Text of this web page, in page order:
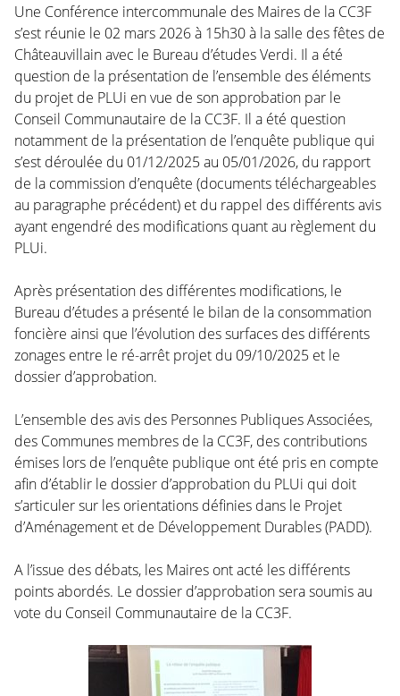
Une Conférence intercommunale des Maires de la CC3F
s’est réunie le 02 mars 2026 à 15h30 à la salle des fêtes de
Châteauvillain avec le Bureau d’études Verdi. Il a été
question de la présentation de l’ensemble des éléments
du projet de PLUi en vue de son approbation par le
Conseil Communautaire de la CC3F. Il a été question
notamment de la présentation de l’enquête publique qui
s’est déroulée du 01/12/2025 au 05/01/2026, du rapport
de la commission d’enquête (documents téléchargeables
au paragraphe précédent) et du rappel des différents avis
ayant engendré des modifications quant au règlement du
PLUi.
Après présentation des différentes modifications, le
Bureau d’études a présenté le bilan de la consommation
foncière ainsi que l’évolution des surfaces des différents
zonages entre le ré-arrêt projet du 09/10/2025 et le
dossier d’approbation.
L’ensemble des avis des Personnes Publiques Associées,
des Communes membres de la CC3F, des contributions
émises lors de l’enquête publique ont été pris en compte
afin d’établir le dossier d’approbation du PLUi qui doit
s’articuler sur les orientations définies dans le Projet
d’Aménagement et de Développement Durables (PADD).
A l’issue des débats, les Maires ont acté les différents
points abordés. Le dossier d’approbation sera soumis au
vote du Conseil Communautaire de la CC3F.